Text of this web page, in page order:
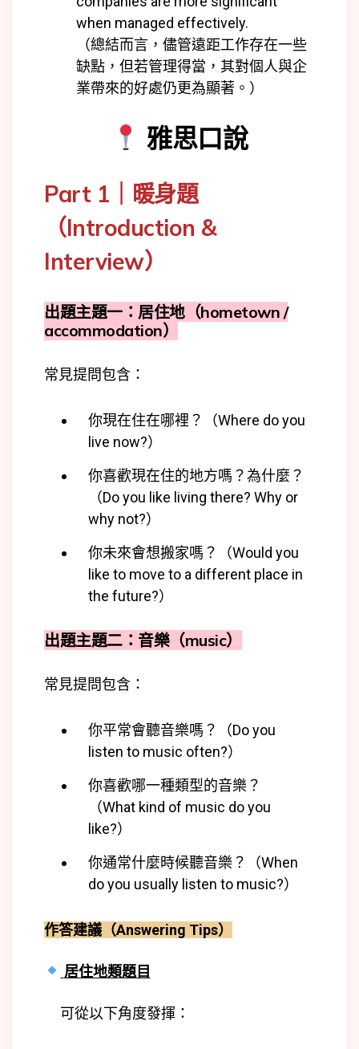
when managed effectively.
（總結而言，儘管遠距工作存在一些
缺點，但若管理得當，其對個人與企
業帶來的好處仍更為顯著。）
雅思口說
Part 1｜暖身題
（Introduction &
Interview）
出題主題一：居住地（hometown /
accommodation）
常見提問包含：
你現在住在哪裡？（Where do you
live now?）
你喜歡現在住的地方嗎？為什麼？
（Do you like living there? Why or
why not?）
你未來會想搬家嗎？（Would you
like to move to a different place in
the future?）
出題主題二：音樂（music）
常見提問包含：
你平常會聽音樂嗎？（Do you
listen to music often?）
你喜歡哪一種類型的音樂？
（What kind of music do you
like?）
你通常什麼時候聽音樂？（When
do you usually listen to music?）
作答建議（Answering Tips）
居住地類題目
可從以下角度發揮：